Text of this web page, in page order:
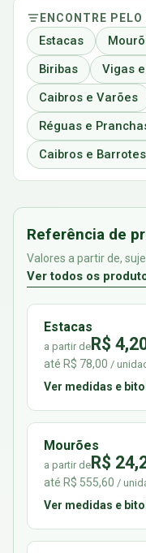
ENCONTRE PELO
Estacas
Biribas
Vigas
Caibros e Varões
Réguas e
Caibros e
Referência de
Valores a partir de,
Ver todos os
Estacas
a partir deR$
até R$ 78,00 /
Ver medidas e
Mourões
a partir deR$
até R$ 555,60 /
Ver medidas e